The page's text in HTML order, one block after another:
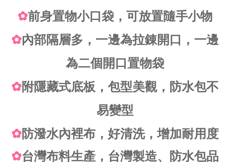
✿前身置物小口袋，可放置隨手小物
✿內部隔層多，一邊為拉錬開口，一邊
為二個開口置物袋
✿附隱藏式底板，包型美觀，防水包不
易變型
✿防潑水內裡布，好清洗，增加耐用度
✿台灣布料生產，台灣製造、防水包品